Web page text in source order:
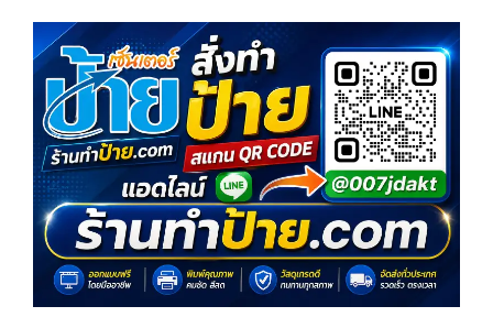
content